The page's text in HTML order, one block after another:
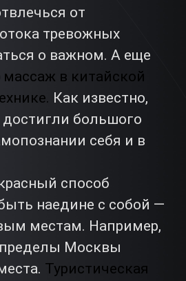
от
тревожных
о важном. А еще
массаж в китайской
Как известно,
достигли большого
себя и в
способ
наедине с собой —
местам. Например,
пределы Москвы
Туристическая